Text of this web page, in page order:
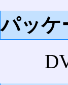
パッケ